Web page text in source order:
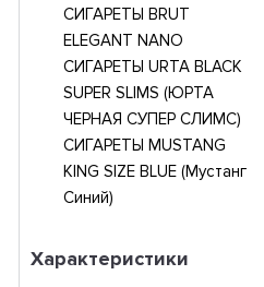
СИГАРЕТЫ BRUT
ELEGANT NANO
СИГАРЕТЫ URTA BLACK
SUPER SLIMS (ЮРТА
ЧЕРНАЯ СУПЕР СЛИМС)
СИГАРЕТЫ MUSTANG
KING SIZE BLUE (Мустанг
Синий)
Характеристики